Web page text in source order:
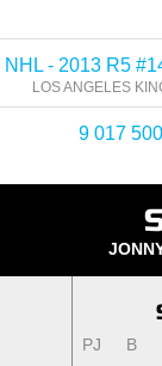
NHL - 2013 R5
LOS ANGELES
9 017
PJ B